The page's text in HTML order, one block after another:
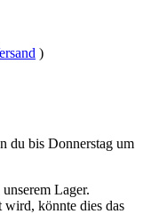
)
du bis Donnerstag um
Lager.
wird, könnte dies das